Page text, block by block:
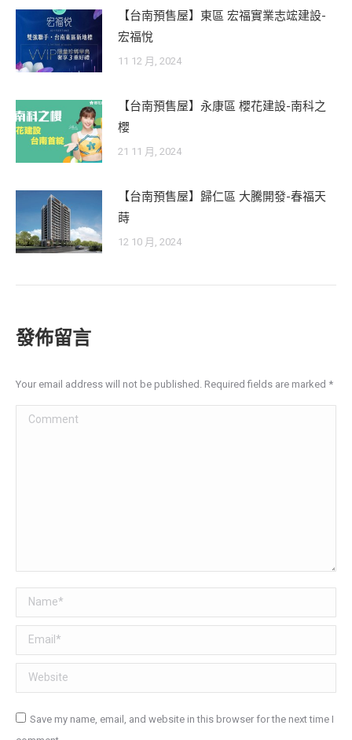
【台南預售屋】東區 宏福實業志竤建設-
宏福悅
11 12 月, 2024
【台南預售屋】永康區 櫻花建設-南科之
櫻
21 11 月, 2024
【台南預售屋】歸仁區 大騰開發-春福天
蒔
12 10 月, 2024
發佈留言
Your email address will not be published. Required fields are marked *
Comment
Name *
Email *
Website
Save my name, email, and website in this browser for the next time I